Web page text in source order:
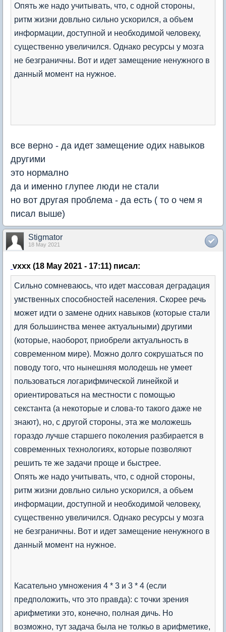
Опять же надо учитывать, что, с одной стороны,
ритм жизни довльно сильно ускорился, а объем
информации, доступной и необходимой человеку,
существенно увеличился. Однако ресурсы у мозга
не безграничны. Вот и идет замещение ненужного в
данный момент на нужное.
все верно - да идет замещение одих навыков
другими
это нормално
да и именно глупее люди не стали
но вот другая проблема - да есть ( то о чем я
писал выше)
Stigmator
18 May 2021
vxxx (18 May 2021 - 17:11) писал:
Сильно сомневаюсь, что идет массовая деградация
умственных способностей населения. Скорее речь
может идти о замене одних навыков (которые стали
для большинства менее актуальными) другими
(которые, наоборот, приобрели актуальность в
современном мире). Можно долго сокрушаться по
поводу того, что нынешняя молодешь не умеет
пользоваться логарифмической линейкой и
ориентироваться на местности с помощью
секстанта (а некоторые и слова-то такого даже не
знают), но, с другой стороны, эта же моложешь
гораздо лучше старшего поколения разбирается в
современных технологиях, которые позволяют
решить те же задачи проще и быстрее.
Опять же надо учитывать, что, с одной стороны,
ритм жизни довльно сильно ускорился, а объем
информации, доступной и необходимой человеку,
существенно увеличился. Однако ресурсы у мозга
не безграничны. Вот и идет замещение ненужного в
данный момент на нужное.
Касательно умножения 4 * 3 и 3 * 4 (если
предположить, что это правда): с точки зрения
арифметики это, конечно, полная дичь. Но
возможно, тут задача была не толкьо в арифметике,